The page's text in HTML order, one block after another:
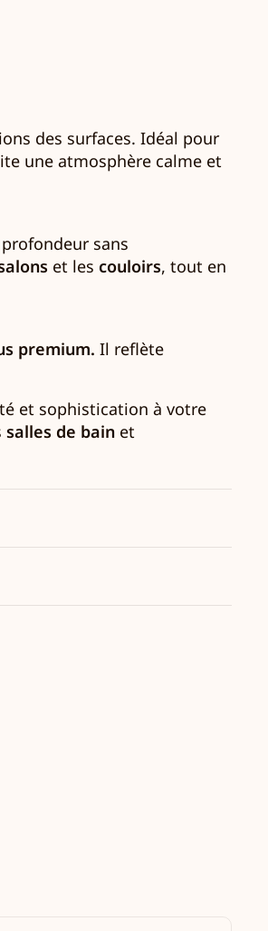
des surfaces. Idéal pour
une atmosphère calme et
sans
et les couloirs, tout en
premium. Il reflète
et sophistication à votre
salles de bain et